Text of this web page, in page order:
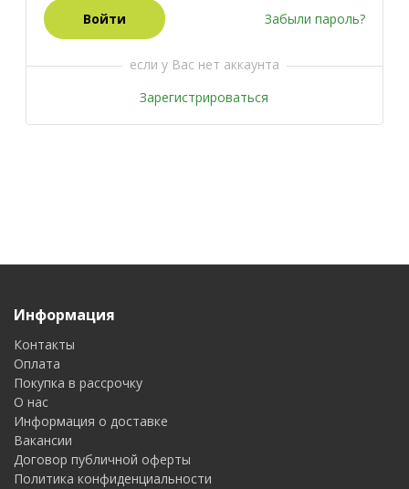
Забыли пароль?
если у Вас нет аккаунта
Зарегистрироваться
Информация
Контакты
Оплата
Покупка в рассрочку
О нас
Информация о доставке
Вакансии
Договор публичной оферты
Политика конфиденциальности